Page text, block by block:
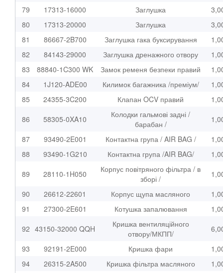
79
17313-16000 Заглушка
80
17313-20000 Заглушка
81
86667-2B700 Заглушка гака буксирування
82
84143-29000 Заглушка дренажного отвору
83
88840-1C300 WK Замок ременя безпеки правий
84
1J120-ADE00 Килимок багажника /преміум/
85
24355-3C200 Клапан OCV правий
86
58305-0XA10
Колодки гальмові задні /
барабан /
87
93490-2E001 Контактна група / AIR BAG /
88
93490-1G210 Контактна група /AIR BAG/
89
28110-1H050
Корпус повітряного фільтра / в
зборі /
90
26612-22601 Корпус щупа масляного
91
27300-2E601 Котушка запалювання
92 43150-32000 QQH
Кришка вентиляційного
отвору/МКПП/
93
92191-2E000 Кришка фари
94
26315-2A500 Кришка фільтра масляного